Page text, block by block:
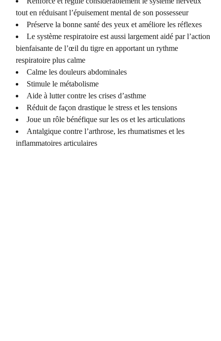
tout en réduisant l’épuisement mental de son possesseur
Préserve la bonne santé des yeux et améliore les réflexes
Le système respiratoire est aussi largement aidé par l’action
bienfaisante de l’œil du tigre en apportant un rythme
respiratoire plus calme
Calme les douleurs abdominales
Stimule le métabolisme
Aide à lutter contre les crises d’asthme
Réduit de façon drastique le stress et les tensions
Joue un rôle bénéfique sur les os et les articulations
Antalgique contre l’arthrose, les rhumatismes et les
inflammatoires articulaires